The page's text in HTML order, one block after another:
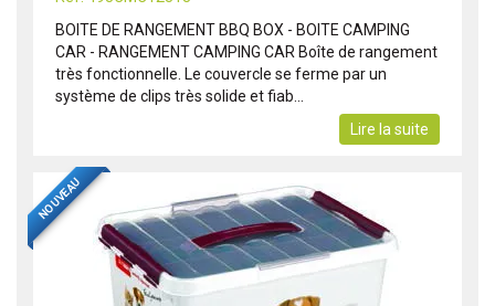
BOITE DE RANGEMENT BBQ BOX - BOITE CAMPING
CAR - RANGEMENT CAMPING CAR Boîte de rangement
très fonctionnelle. Le couvercle se ferme par un
système de clips très solide et fiab...
Lire la suite
NOUVEAU